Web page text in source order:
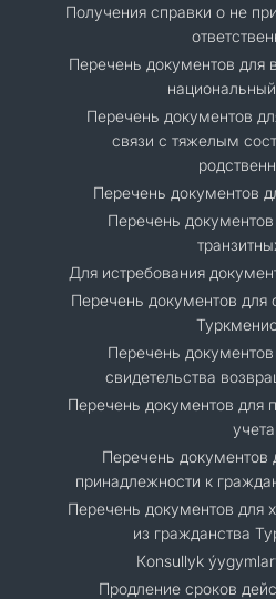
Получения справки о не
Перечень документов для
Перечень документов
связи с тяжелым
Перечень документов
Перечень
Для истребования
Перечень документов для
Перечень
свидетельства
Перечень документов для
учета
Перечень документов
принадлежности к
Перечень документов для
из гражданства
Кonsullyk
Продление сроков